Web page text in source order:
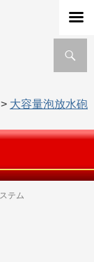
> 大容量泡放水砲
テム